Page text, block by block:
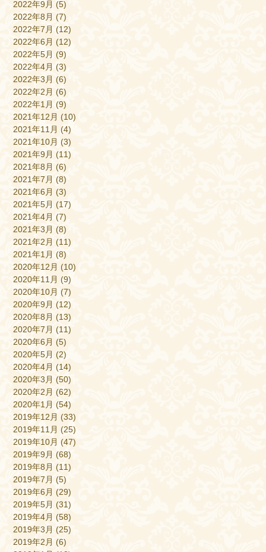
2022年9月 (5)
2022年8月 (7)
2022年7月 (12)
2022年6月 (12)
2022年5月 (9)
2022年4月 (3)
2022年3月 (6)
2022年2月 (6)
2022年1月 (9)
2021年12月 (10)
2021年11月 (4)
2021年10月 (3)
2021年9月 (11)
2021年8月 (6)
2021年7月 (8)
2021年6月 (3)
2021年5月 (17)
2021年4月 (7)
2021年3月 (8)
2021年2月 (11)
2021年1月 (8)
2020年12月 (10)
2020年11月 (9)
2020年10月 (7)
2020年9月 (12)
2020年8月 (13)
2020年7月 (11)
2020年6月 (5)
2020年5月 (2)
2020年4月 (14)
2020年3月 (50)
2020年2月 (62)
2020年1月 (54)
2019年12月 (33)
2019年11月 (25)
2019年10月 (47)
2019年9月 (68)
2019年8月 (11)
2019年7月 (5)
2019年6月 (29)
2019年5月 (31)
2019年4月 (58)
2019年3月 (25)
2019年2月 (6)